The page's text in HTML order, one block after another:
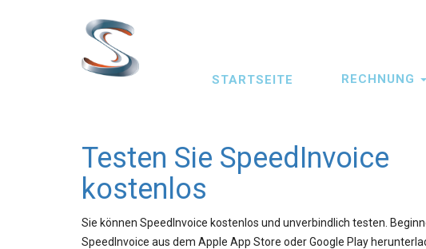
Main
STARTSEITE RECHNUNG
Testen Sie SpeedInvoice
kostenlos
Sie können SpeedInvoice kostenlos und unverbindlich testen.
SpeedInvoice aus dem Apple App Store oder Google Play